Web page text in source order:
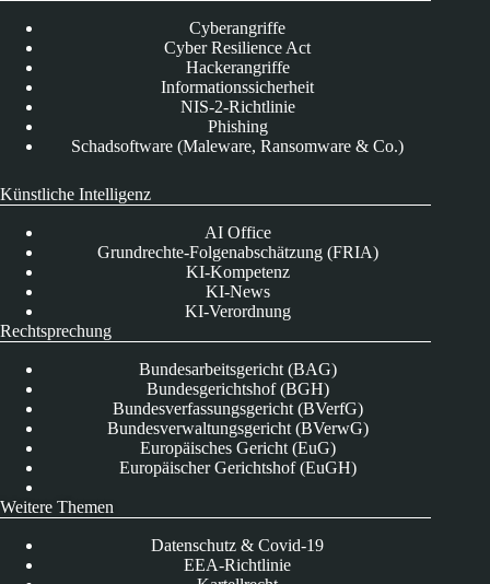
Cyberangriffe
Cyber Resilience Act
Hackerangriffe
Informationssicherheit
NIS-2-Richtlinie
Phishing
Schadsoftware (Maleware, Ransomware & Co.)
Künstliche Intelligenz
AI Office
Grundrechte-Folgenabschätzung (FRIA)
KI-Kompetenz
KI-News
KI-Verordnung
Rechtsprechung
Bundesarbeitsgericht (BAG)
Bundesgerichtshof (BGH)
Bundesverfassungsgericht (BVerfG)
Bundesverwaltungsgericht (BVerwG)
Europäisches Gericht (EuG)
Europäischer Gerichtshof (EuGH)
Weitere Themen
Datenschutz & Covid-19
EEA-Richtlinie